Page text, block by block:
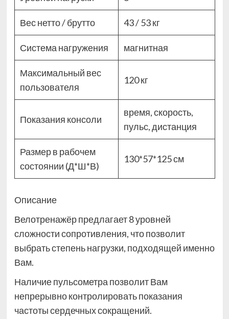
Вес нетто / брутто 43 / 53 кг
Система нагружения магнитная
Максимальный вес
пользователя
120 кг
Показания консоли
время, скорость,
пульс, дистанция
Размер в рабочем
состоянии (Д*Ш*В)
130*57*125 см
Описание
Велотренажёр предлагает 8 уровней
сложности сопротивления, что позволит
выбрать степень нагрузки, подходящей именно
Вам.
Наличие пульсометра позволит Вам
непрерывно контролировать показания
частоты сердечных сокращений.